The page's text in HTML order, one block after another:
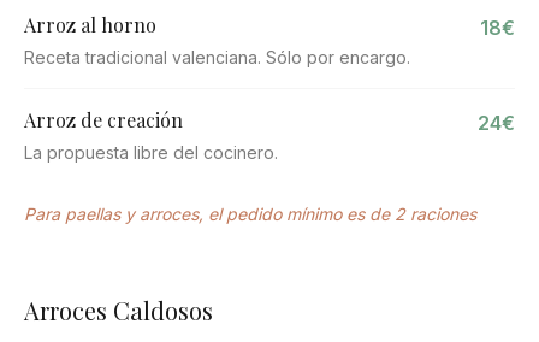
Arroz al horno
Receta tradicional valenciana. Sólo por encargo.
18€
Arroz de creación
La propuesta libre del cocinero.
24€
Para paellas y arroces, el pedido mínimo es de 2 raciones
Arroces Caldosos